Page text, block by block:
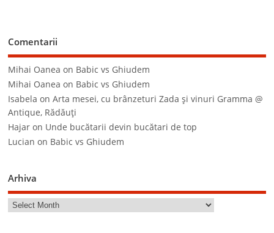
Comentarii
Mihai Oanea on Babic vs Ghiudem
Mihai Oanea on Babic vs Ghiudem
Isabela onArta mesei, cu brânzeturi Zada şi vinuri Gramma @
Antique, Rădăuţi
Hajar on Unde bucătarii devin bucătari de top
Lucian on Babic vs Ghiudem
Arhiva